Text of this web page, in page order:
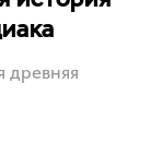
древняя